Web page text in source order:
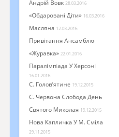
Андрій Вовк 28.03.2016
«Обдаровані Діти» 16.03.2016
Масляна 12.03.2016
Привітання Ансамблю
«Журавка» 22.01.2016
Паралімпіада У Херсоні
16.01.2016
С. Голов’ятине 19.12.2015
С. Червона Слобода День
Святого Миколая 19.12.2015
Нова Капличка У М. Сміла
29.11.2015